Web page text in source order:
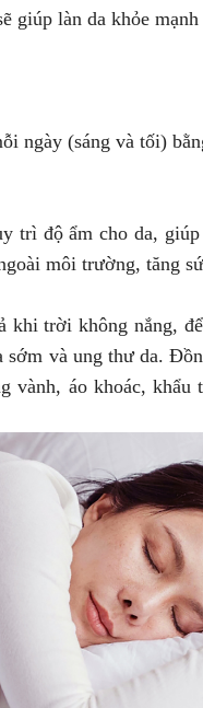
giúp làn da khỏe
ngày (sáng và tối)
trì độ ẩm cho da,
môi trường, tăng
khi trời không nắng,
sớm và ung thư da.
vành, áo khoác, khẩu